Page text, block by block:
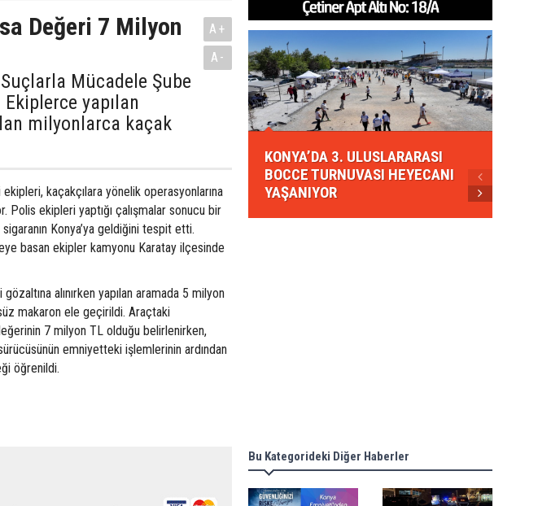
Değeri 7 Milyon
Mücadele Şube
yapılan
milyonlarca kaçak
A+
A-
kaçakçılara yönelik operasyonlarına
Polis ekipleri yaptığı çalışmalar sonucu bir
Konya’ya geldiğini tespit etti.
basan ekipler kamyonu Karatay ilçesinde
alınırken yapılan aramada 5 milyon
makaron ele geçirildi. Araçtaki
7 milyon TL olduğu belirlenirken,
emniyetteki işlemlerinin ardından
öğrenildi.
KONYA’DA 3. ULUSLARARASI
BOCCE TURNUVASI HEYECANI
YAŞANIYOR
Bu Kategorideki Diğer Haberler